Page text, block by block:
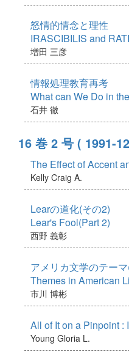
怒情的情念と理性
IRASCIBILIS and
増田 三彦
情報処理教育再考
What can We Do in
石井 徹
16 巻 2 号 ( 1991-
The Effect of Accent
Kelly Craig A.
Learの道化(その2)
Lear's Fool(Part 2)
西野 義彰
アメリカ文学のテー
Themes in American
市川 博彬
All of It on a Pinpoint
Young Gloria L.